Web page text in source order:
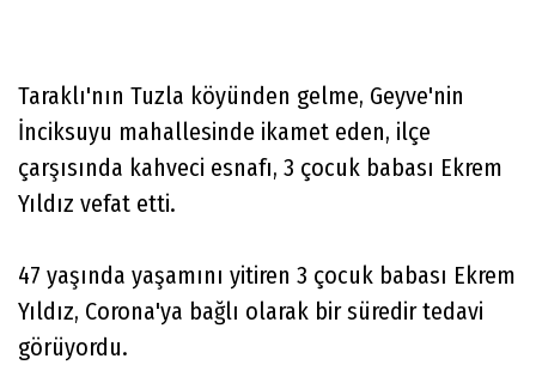
Taraklı'nın Tuzla köyünden gelme, Geyve'nin
İnciksuyu mahallesinde ikamet eden, ilçe
çarşısında kahveci esnafı, 3 çocuk babası Ekrem
Yıldız vefat etti.
47 yaşında yaşamını yitiren 3 çocuk babası Ekrem
Yıldız, Corona'ya bağlı olarak bir süredir tedavi
görüyordu.